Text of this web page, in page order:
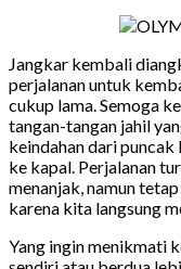
Jangkar kembali
perjalanan untuk
cukup lama. Semoga
tangan-tangan jahil
keindahan dari
ke kapal. Perjalanan
menanjak, namun
karena kita langsung
Yang ingin menikmati